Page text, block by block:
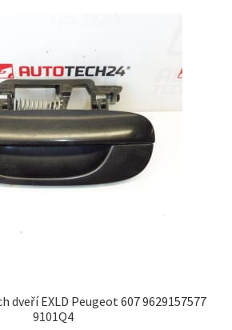
dveří EXLD Peugeot 607 9629157577
9101Q4